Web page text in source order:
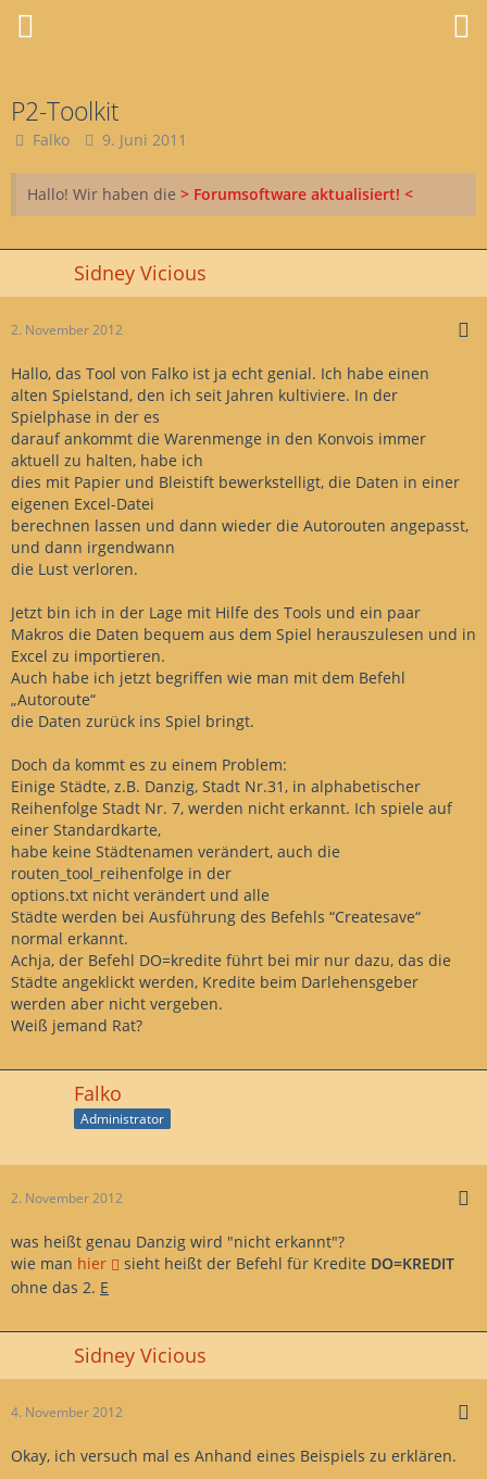
P2-Toolkit
Falko 9. Juni 2011
Hallo! Wir haben die > Forumsoftware aktualisiert! <
Sidney Vicious
2. November 2012
Hallo, das Tool von Falko ist ja echt genial. Ich habe einen
alten Spielstand, den ich seit Jahren kultiviere. In der
Spielphase in der es
darauf ankommt die Warenmenge in den Konvois immer
aktuell zu halten, habe ich
dies mit Papier und Bleistift bewerkstelligt, die Daten in einer
eigenen Excel-Datei
berechnen lassen und dann wieder die Autorouten angepasst,
und dann irgendwann
die Lust verloren.
Jetzt bin ich in der Lage mit Hilfe des Tools und ein paar
Makros die Daten bequem aus dem Spiel herauszulesen und in
Excel zu importieren.
Auch habe ich jetzt begriffen wie man mit dem Befehl
„Autoroute“
die Daten zurück ins Spiel bringt.
Doch da kommt es zu einem Problem:
Einige Städte, z.B. Danzig, Stadt Nr.31, in alphabetischer
Reihenfolge Stadt Nr. 7, werden nicht erkannt. Ich spiele auf
einer Standardkarte,
habe keine Städtenamen verändert, auch die
routen_tool_reihenfolge in der
options.txt nicht verändert und alle
Städte werden bei Ausführung des Befehls “Createsave“
normal erkannt.
Achja, der Befehl DO=kredite führt bei mir nur dazu, das die
Städte angeklickt werden, Kredite beim Darlehensgeber
werden aber nicht vergeben.
Weiß jemand Rat?
Falko
Administrator
2. November 2012
was heißt genau Danzig wird "nicht erkannt"?
wie man hier sieht heißt der Befehl für Kredite DO=KREDIT
ohne das 2. E
Sidney Vicious
4. November 2012
Okay, ich versuch mal es Anhand eines Beispiels zu erklären.